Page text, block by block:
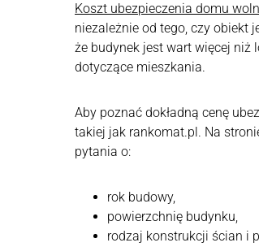
Koszt ubezpieczenia domu
niezależnie od tego, czy obiekt
że budynek jest wart więcej niż
dotyczące mieszkania.
Aby poznać dokładną cenę
takiej jak rankomat.pl. Na
pytania o:
rok budowy,
powierzchnię budynku,
rodzaj konstrukcji ścian i